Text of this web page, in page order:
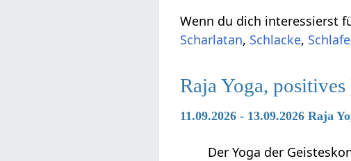
Wenn du dich interessierst
Scharlatan, Schlacke,
Raja Yoga,
11.09.2026 - 13.09.2026 Raja
Der Yoga der